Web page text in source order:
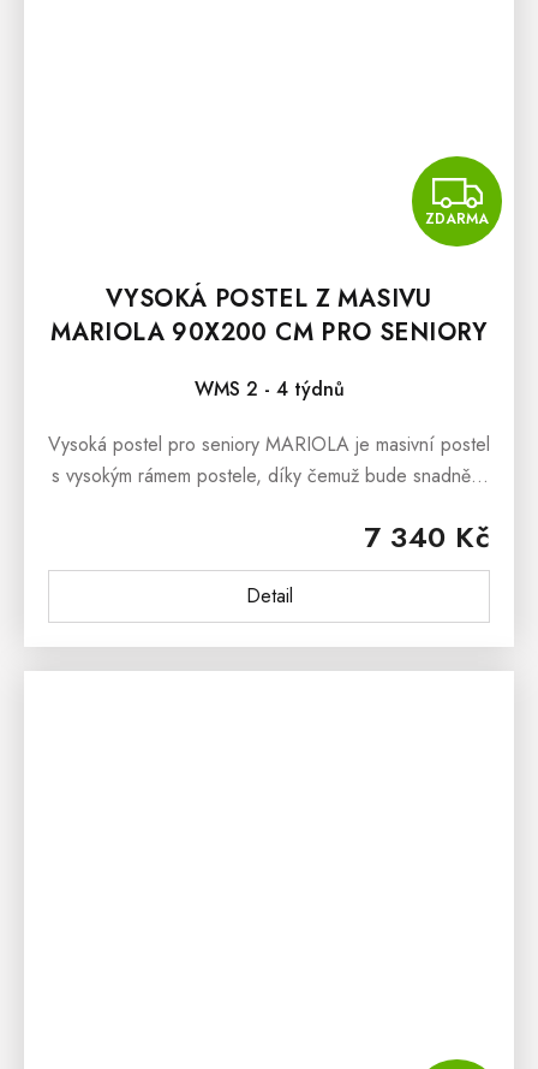
ZDARMA
VYSOKÁ POSTEL Z MASIVU
MARIOLA 90X200 CM PRO SENIORY
WMS 2 - 4 týdnů
7 340 Kč
Detail
Vysoká postel pro seniory MARIOLA je masivní postel
s vysokým rámem postele, díky čemuž bude snadnější